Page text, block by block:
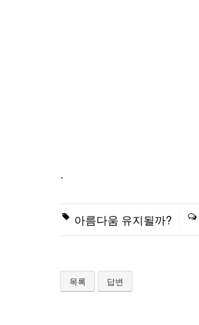
.
아름다움 유지될까?
목록 답변